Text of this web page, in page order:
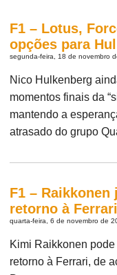
F1 – Lotus,
opções para
segunda-feira, 18 de novembro
Nico Hulkenberg
momentos finais da
mantendo a
atrasado do grupo
F1 –
retorno à
quarta-feira, 6 de novembro de
Kimi Raikkonen
retorno à Ferrari, de